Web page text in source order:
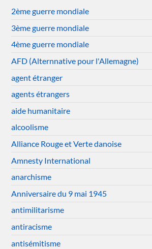
2ème guerre mondiale
3ème guerre mondiale
4ème guerre mondiale
AFD (Alternnative pour l'Allemagne)
agent étranger
agents étrangers
aide humanitaire
alcoolisme
Alliance Rouge et Verte danoise
Amnesty International
anarchisme
Anniversaire du 9 mai 1945
antimilitarisme
antiracisme
antisémitisme